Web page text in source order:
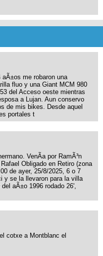
me robaron una
fluo y una Giant MCM 980
del Acceso oeste mientras
a Lujan. Aun conservo
de mis bikes. Desde aquel
portales t
VenÃ­a por RamÃ³n
Obligado en Retiro (zona
de ayer, 25/8/2025, 6 o 7
y se la llevaron para la villa
aÃ±o 1996 rodado 26',
cotxe a Montblanc el